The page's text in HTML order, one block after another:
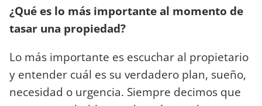
¿Qué es lo más importante al momento de
tasar una propiedad?
Lo más importante es escuchar al propietario
y entender cuál es su verdadero plan, sueño,
necesidad o urgencia. Siempre decimos que